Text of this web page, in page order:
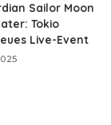
Sailor Moon
Tokio
Live-Event